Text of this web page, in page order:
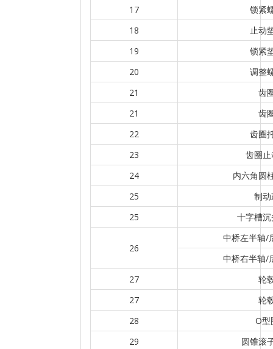
17
锁紧
18
止动
19
锁紧
20
调整
21
齿
21
齿
22
齿圈
23
齿圈
24
内六角圆
25
制
25
十字槽
26
中桥左半轴/
中桥右半轴/
27
轮
27
轮
28
O型
29
圆锥滚